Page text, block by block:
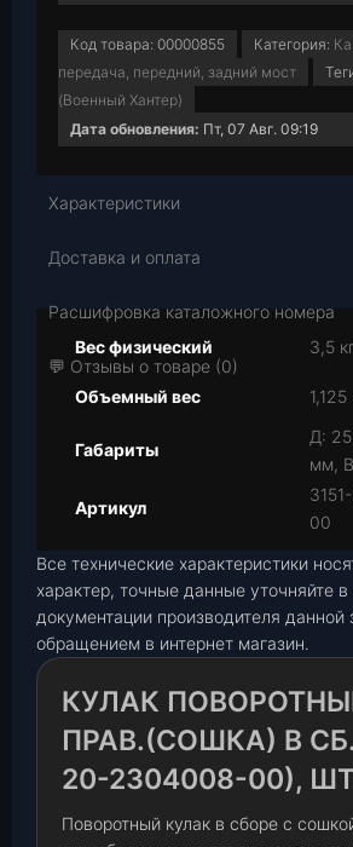
Код товара: 00000855 Категория:
передача, передний, задний мост
(Военный Хантер)
Дата обновления: Пт, 07 Авг. 09:19
Характеристики
Доставка и оплата
Расшифровка каталожного номера
💬 Отзывы о товаре (0)
Вес физический 3,5
Объемный вес 1,125
Габариты
Д:
мм,
Артикул
00
Все технические характеристики
характер, точные данные уточняйте
документации производителя данной
обращением в интернет магазин.
КУЛАК
ПРАВ.(СОШКА) В
20-2304008-00),
Поворотный кулак в сборе с